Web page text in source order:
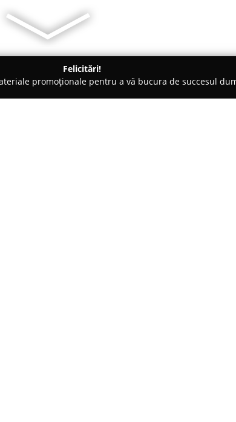
Felicitări!
promoționale pentru a vă bucura de succesul